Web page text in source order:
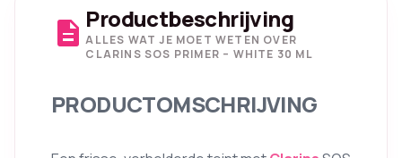
description Productbeschrijving
ALLES WAT JE MOET WETEN OVER
CLARINS SOS PRIMER – WHITE 30 ML
PRODUCTOMSCHRIJVING